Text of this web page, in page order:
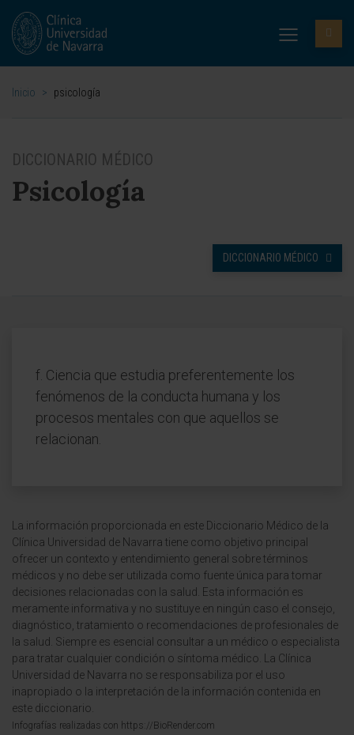
Inicio > psicología
DICCIONARIO MÉDICO
Psicología
DICCIONARIO MÉDICO
f. Ciencia que estudia preferentemente los
fenómenos de la conducta humana y los
procesos mentales con que aquellos se
relacionan.
La información proporcionada en este Diccionario Médico de la
Clínica Universidad de Navarra tiene como objetivo principal
ofrecer un contexto y entendimiento general sobre términos
médicos y no debe ser utilizada como fuente única para tomar
decisiones relacionadas con la salud. Esta información es
meramente informativa y no sustituye en ningún caso el consejo,
diagnóstico, tratamiento o recomendaciones de profesionales de
la salud. Siempre es esencial consultar a un médico o especialista
para tratar cualquier condición o síntoma médico. La Clínica
Universidad de Navarra no se responsabiliza por el uso
inapropiado o la interpretación de la información contenida en
este diccionario.
Infografías realizadas con https://BioRender.com